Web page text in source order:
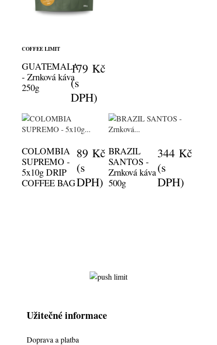
COFFEE LIMIT
GUATEMALA
- Zrnková káva
250g
179 Kč
(s
DPH)
COLOMBIA
SUPREMO -
5x10g DRIP
COFFEE BAG
89 Kč
(s
DPH)
BRAZIL
SANTOS -
Zrnková káva
500g
344 Kč
(s
DPH)
Užitečné informace
Doprava a platba